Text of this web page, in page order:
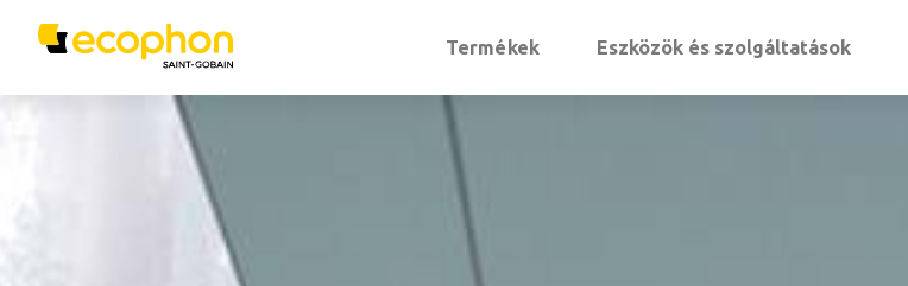
Termékek Eszközök és szolgáltatások